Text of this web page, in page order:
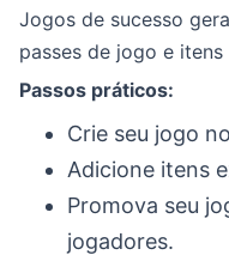
Jogos de sucesso
passes de jogo e
Passos práticos:
Crie seu jogo
Adicione itens
Promova seu
jogadores.